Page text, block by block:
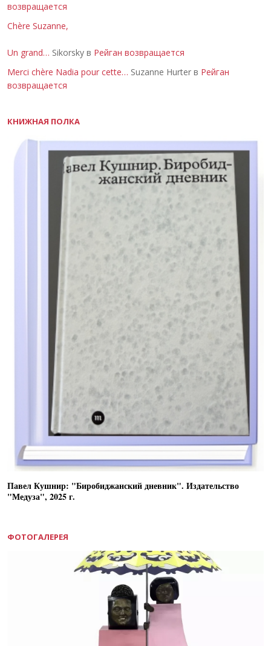
возвращается
Chère Suzanne,
Un grand… Sikorsky в Рейган возвращается
Merci chère Nadia pour cette… Suzanne Hurter в Рейган
возвращается
КНИЖНАЯ ПОЛКА
Павел Кушнир: "Биробиджанский дневник". Издательство
"Медуза", 2025 г.
ФОТОГАЛЕРЕЯ